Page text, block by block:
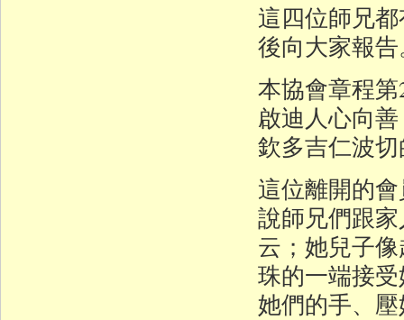
這四位師兄
後向大家報
本協會章程
啟迪人心向
欽多吉仁波
這位離開的
說師兄們跟
云；她兒子
珠的一端接
她們的手、